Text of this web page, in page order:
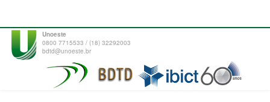
Unoeste
0800 7715533 / (18) 32292003
bdtd@unoeste.br